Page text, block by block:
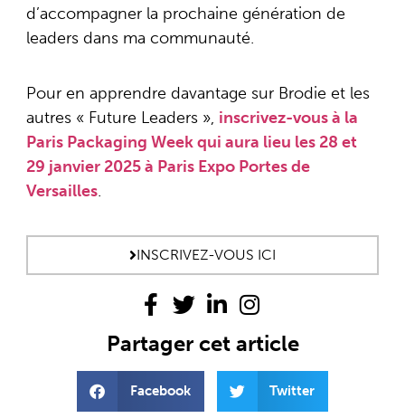
d’accompagner la prochaine génération de
leaders dans ma communauté.
Pour en apprendre davantage sur Brodie et les
autres « Future Leaders », inscrivez-vous à la
Paris Packaging Week qui aura lieu les 28 et
29 janvier 2025 à Paris Expo Portes de
Versailles.
INSCRIVEZ-VOUS ICI
Partager cet article
Facebook Twitter